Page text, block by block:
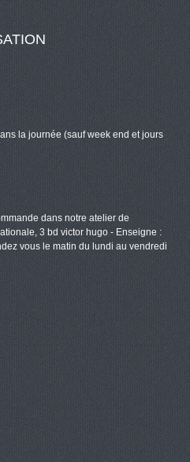
la journée (sauf week end et jours
dans notre atelier de
3 bd victor hugo - Enseigne :
vous le matin du lundi au vendredi